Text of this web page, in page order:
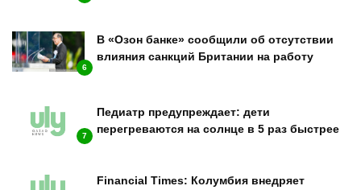
6
В «Озон банке» сообщили об отсутствии
влияния санкций Британии на работу
7
Педиатр предупреждает: дети
перегреваются на солнце в 5 раз быстрее
Financial Times: Колумбия внедряет